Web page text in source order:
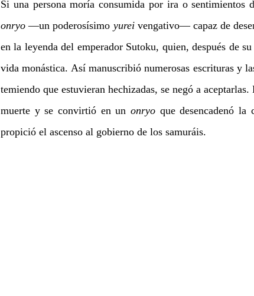
onryo —un poderosísimo yurei vengativo— capaz de
en la leyenda del emperador Sutoku, quien, después de
vida monástica. Así manuscribió numerosas escrituras y
temiendo que estuvieran hechizadas, se negó a
muerte y se convirtió en un onryo que desencadenó
propició el ascenso al gobierno de los samuráis.